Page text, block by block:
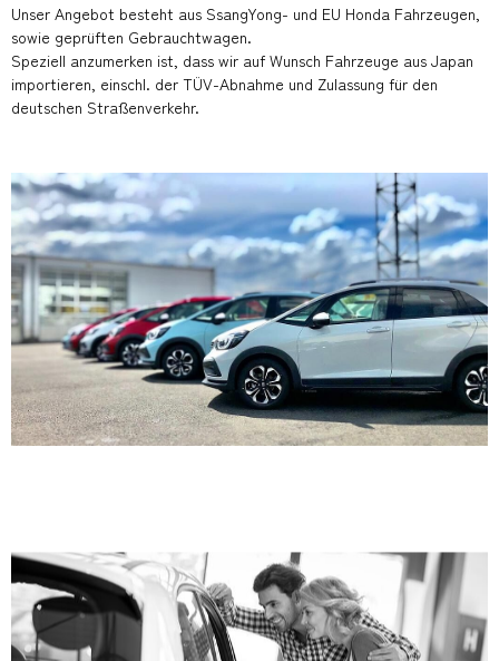
Unser Angebot besteht aus SsangYong- und EU Honda Fahrzeugen,
sowie geprüften Gebrauchtwagen.
Speziell anzumerken ist, dass wir auf Wunsch Fahrzeuge aus Japan
importieren, einschl. der TÜV-Abnahme und Zulassung für den
deutschen Straßenverkehr.